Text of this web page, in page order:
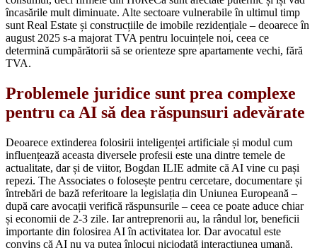
încasările mult diminuate. Alte sectoare vulnerabile în ultimul timp
sunt Real Estate și construcțiile de imobile rezidențiale – deoarece în
august 2025 s-a majorat TVA pentru locuințele noi, ceea ce
determină cumpărătorii să se orienteze spre apartamente vechi, fără
TVA.
Problemele juridice sunt prea complexe
pentru ca AI să dea răspunsuri adevărate
Deoarece extinderea folosirii inteligenței artificiale și modul cum
influențează aceasta diversele profesii este una dintre temele de
actualitate, dar și de viitor, Bogdan ILIE admite că AI vine cu pași
repezi. The Associates o folosește pentru cercetare, documentare și
întrebări de bază referitoare la legislația din Uniunea Europeană –
după care avocații verifică răspunsurile – ceea ce poate aduce chiar
și economii de 2-3 zile. Iar antreprenorii au, la rândul lor, beneficii
importante din folosirea AI în activitatea lor. Dar avocatul este
convins că AI nu va putea înlocui niciodată interacțiunea umană,